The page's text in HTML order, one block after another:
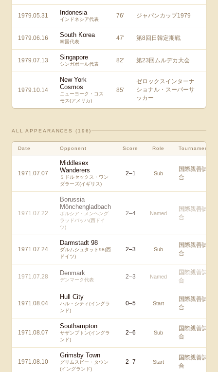
1979.05.31 Indonesia
インドネシア代表
76' ジャパンカップ1979
1979.06.16 South Korea
韓国代表
47' 第8回日韓定期戦
1979.07.13 Singapore
シンガポール代表
82' 第23回ムルデカ大会
1979.10.14
New York
Cosmos
ニューヨーク・コス
モス(アメリカ)
85'
ゼロックスインターナ
ショナル・スーパーサ
ッカー
ALL APPEARANCES ( 196)
Date Opponent Score Role Tournament
1971.07.07
Middlesex
Wanderers
ミドルセックス・ワン
ダラーズ(イギリス)
2–1 Sub
国際親善試
合
1971.07.22
Borussia
Mönchengladbach
ボルシア・メンヘング
ラッドバッハ(西ドイ
ツ)
2–4 Named
国際親善試
合
1971.07.24
Darmstadt 98
ダルムシュタット98(西
ドイツ)
2–3 Sub
国際親善試
合
1971.07.28 Denmark
デンマーク代表 2–3 Named
国際親善試
合
1971.08.04
Hull City
ハル・シティ(イングラ
ンド)
0–5 Start
国際親善試
合
1971.08.07
Southampton
サザンプトン(イングラ
ンド)
2–6 Sub
国際親善試
合
1971.08.10
Grimsby Town
グリムスビー・タウン
(イングランド)
2–7 Start
国際親善試
合